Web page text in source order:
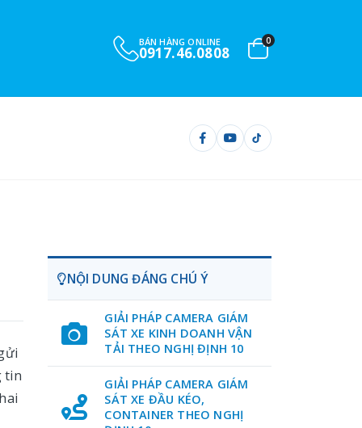
BÁN HÀNG ONLINE
0901.732.999
0
tin
NỘI DUNG ĐÁNG CHÚ Ý
GIẢI PHÁP CAMERA GIÁM
SÁT XE KINH DOANH VẬN
TẢI THEO NGHỊ ĐỊNH 10
GIẢI PHÁP CAMERA GIÁM
SÁT XE ĐẦU KÉO,
CONTAINER THEO NGHỊ